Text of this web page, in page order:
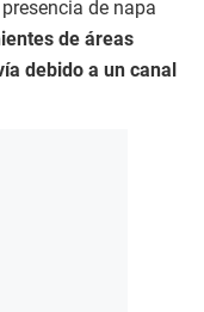
de napa
de áreas
debido a un canal